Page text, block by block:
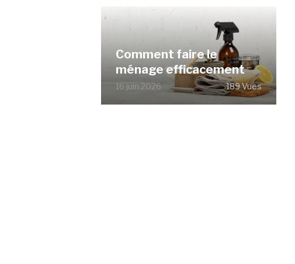
Comment faire le
ménage efficacement
16 juin 2026 189 Vues